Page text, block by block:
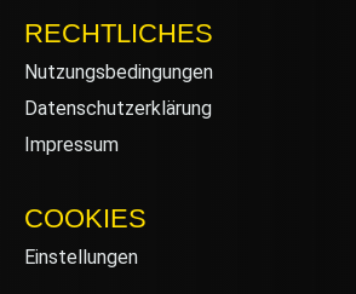
RECHTLICHES
Nutzungsbedingungen
Datenschutzerklärung
Impressum
COOKIES
Einstellungen